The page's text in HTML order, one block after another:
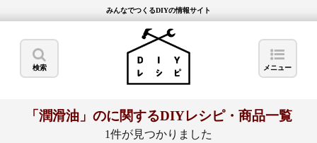
みんなでつくるDIYの情報サイト
検索 メニュー
「潤滑油」のに関するDIYレシピ・商品一覧
1件が見つかりました